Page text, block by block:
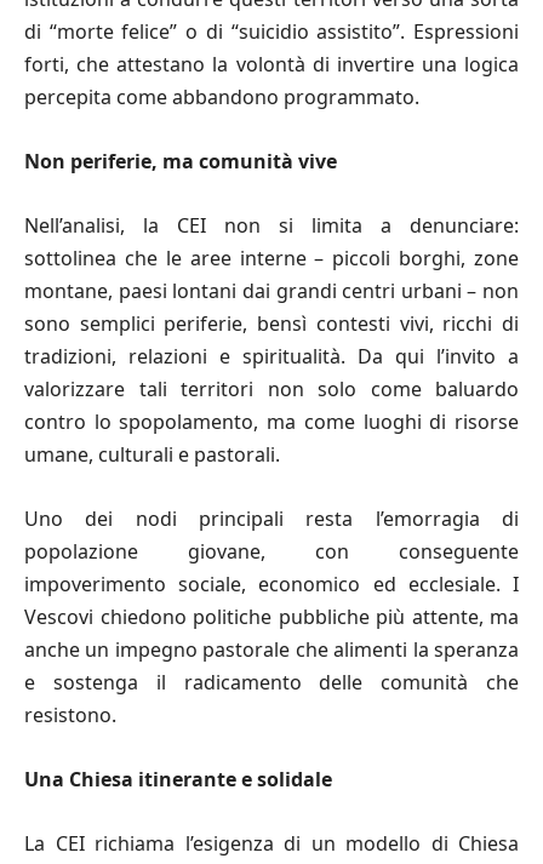
di “morte felice” o di “suicidio assistito”. Espressioni
forti, che attestano la volontà di invertire una logica
percepita come abbandono programmato.
Non periferie, ma comunità vive
Nell’analisi, la CEI non si limita a denunciare:
sottolinea che le aree interne – piccoli borghi, zone
montane, paesi lontani dai grandi centri urbani – non
sono semplici periferie, bensì contesti vivi, ricchi di
tradizioni, relazioni e spiritualità. Da qui l’invito a
valorizzare tali territori non solo come baluardo
contro lo spopolamento, ma come luoghi di risorse
umane, culturali e pastorali.
Uno dei nodi principali resta l’emorragia di
popolazione giovane, con conseguente
impoverimento sociale, economico ed ecclesiale. I
Vescovi chiedono politiche pubbliche più attente, ma
anche un impegno pastorale che alimenti la speranza
e sostenga il radicamento delle comunità che
resistono.
Una Chiesa itinerante e solidale
La CEI richiama l’esigenza di un modello di Chiesa